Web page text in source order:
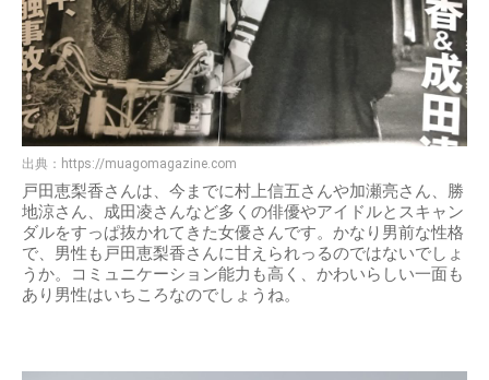
出典： https://muagomagazine.com
戸田恵梨香さんは、今までに村上信五さんや加瀬亮さん、勝
地涼さん、成田凌さんなど多くの俳優やアイドルとスキャン
ダルをすっぱ抜かれてきた女優さんです。かなり男前な性格
で、男性も戸田恵梨香さんに甘えられっるのではないでしょ
うか。コミュニケーション能力も高く、かわいらしい一面も
あり男性はいちころなのでしょうね。